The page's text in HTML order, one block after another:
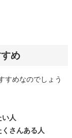
め
すめなのでしょう
人
さんある人